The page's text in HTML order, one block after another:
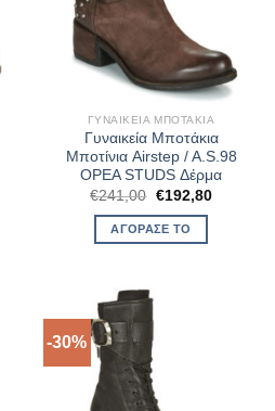
ΓΥΝΑΙΚΕΊΑ ΜΠΟΤΆΚΙΑ
Γυναικεία Μποτάκια
Μποτίνια Airstep / A.S.98
OPEA STUDS Δέρμα
€241,00 Original
was:
€241,00.
€192,80Η
ΑΓΌΡΑΣΈ ΤΟ
-30%